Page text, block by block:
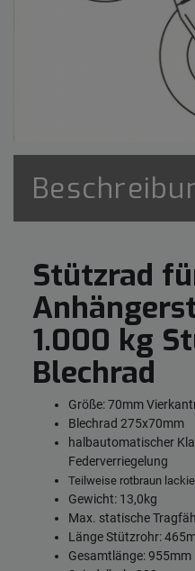
Stützrad
1.000 kg
Blechrad
Größe: 70mm
Blechrad 275x70mm
halbautomatischer
Federverriegelung
Teilweise rotbraun
Gewicht: 13,0kg
Max. statische
Länge Stützrohr:
Gesamtlänge: 955mm